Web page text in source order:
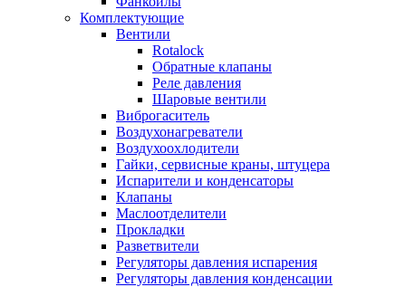
Комплектующие
Вентили
Rotalock
Обратные клапаны
Реле давления
Шаровые вентили
Виброгаситель
Воздухонагреватели
Воздухоохлодители
Гайки, сервисные краны, штуцера
Испарители и конденсаторы
Клапаны
Маслоотделители
Прокладки
Разветвители
Регуляторы давления испарения
Регуляторы давления конденсации